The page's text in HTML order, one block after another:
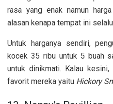
rasa yang enak namun
alasan kenapa tempat ini
Untuk harganya sendiri,
kocek 35 ribu untuk 5 buah
untuk dinikmati. Kalau
favorit mereka yaitu Hickory